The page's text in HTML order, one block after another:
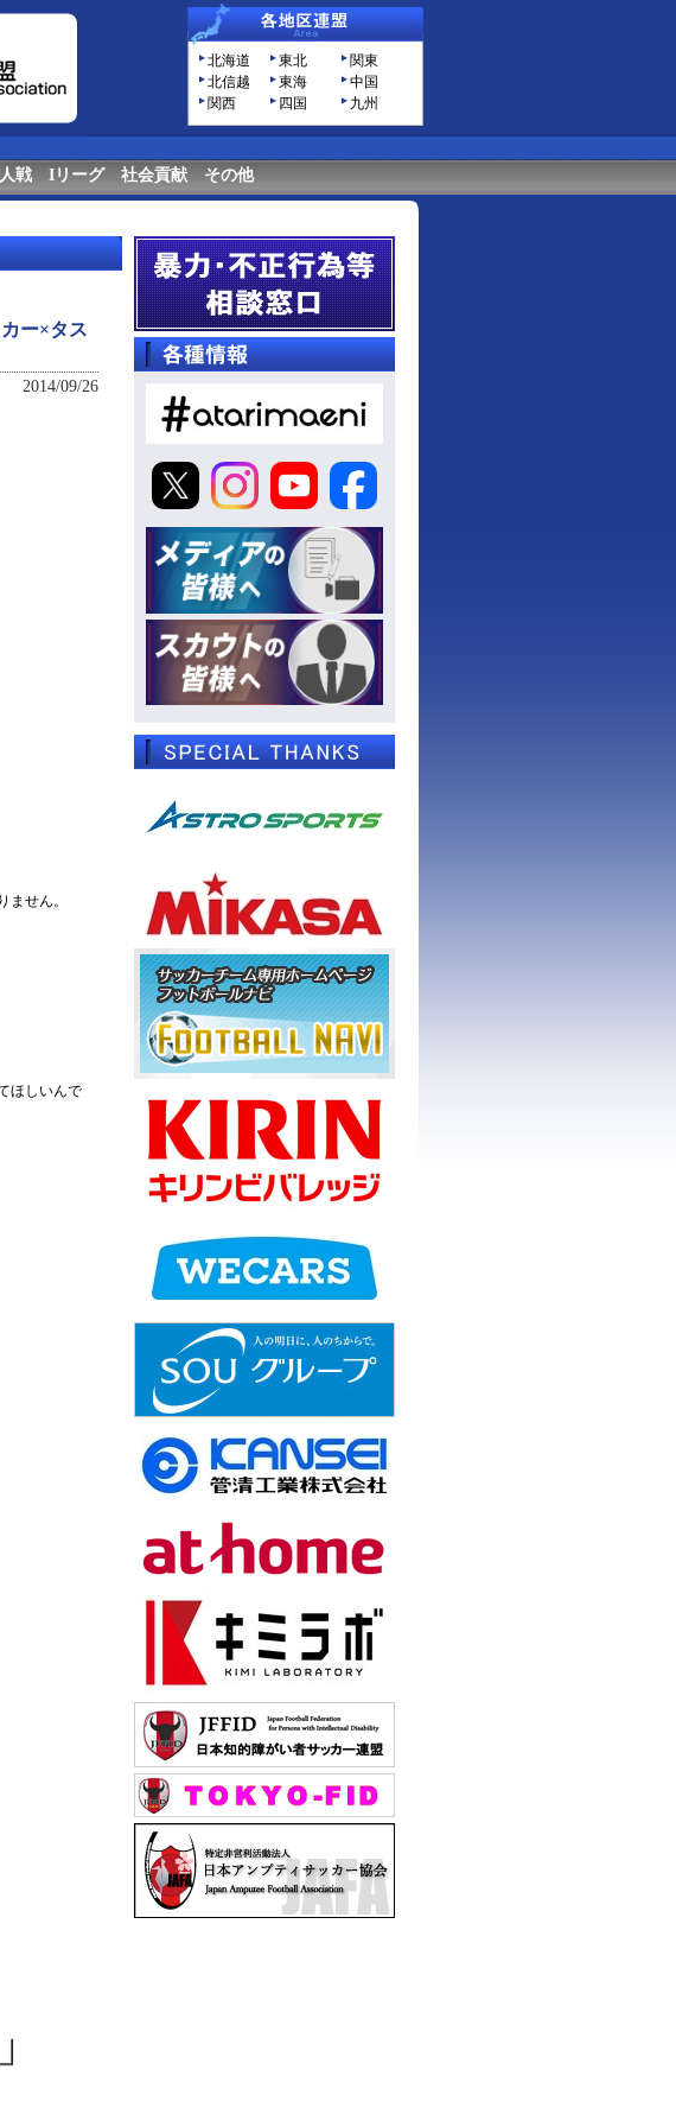
北海道 東北
関東
北信越
東海
中国
関西
四国 九州
戦 Iリーグ 社会貢献 その他
ー×タス
2014/09/26
せん。
ほしいんで